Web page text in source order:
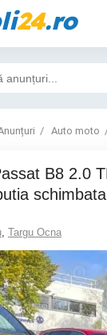
24.ro
Auto moto
schimbata
, Targu Ocna